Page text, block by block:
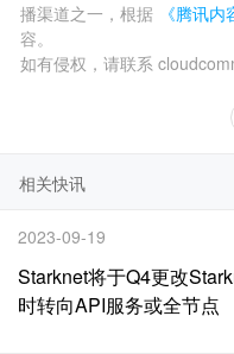
播渠道之一，根据
《腾讯
容。
如有侵权，请联系
相关快讯
2023-09-19
Starknet将于Q4更改
时转向API服务或全节点